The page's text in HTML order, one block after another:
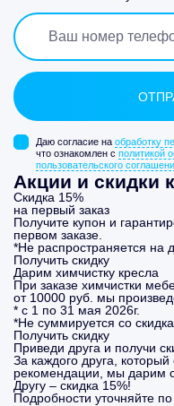
Даю согласие на обработку
что ознакомлен с политикой
пользовательского
Акции и скидки
Скидка 15%
на первый заказ
Получите купон и
первом заказе.
*Не распространяется на
Получить скидку
Дарим химчистку кресла
При заказе химчистки
от 10000 руб. мы
* с 1 по 31 мая 2026г.
*Не суммируется со
Получить скидку
Приведи друга и получи
За каждого друга,
рекомендации, мы дарим
Другу – скидка 15%!
Подробности уточняйте